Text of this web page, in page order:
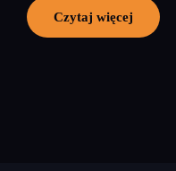
Czytaj więcej